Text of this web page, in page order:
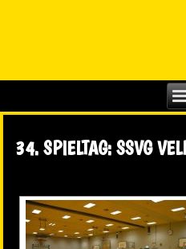
34. SPIELTAG: SSVG